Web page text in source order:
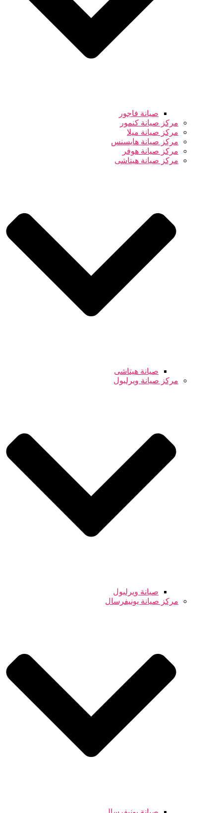
صيانة فاجور
مركز صيانة كنمور
مركز صيانة ميلا
مركز صيانة هايسنس
مركز صيانة هوفر
مركز صيانة هيتاشى
صيانة هيتاشى
مركز صيانة ويرلبول
صيانة ويرلبول
مركز صيانة يونيفرسال